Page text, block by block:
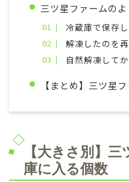
三ツ星ファームの
冷蔵庫で保存
解凍したのを
自然解凍して
【まとめ】三ツ星
【大きさ別】
庫に入る個数